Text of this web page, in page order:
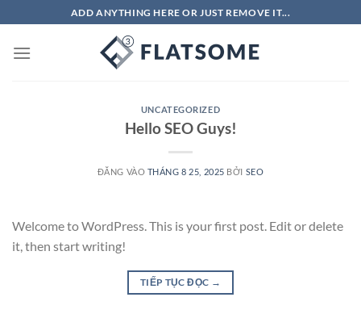
nội
ADD ANYTHING HERE OR JUST REMOVE IT...
UNCATEGORIZED
Hello SEO Guys!
ĐĂNG VÀO THÁNG 8 25, 2025 BỞI SEO
Welcome to WordPress. This is your first post. Edit or delete
it, then start writing!
TIẾP TỤC ĐỌC →